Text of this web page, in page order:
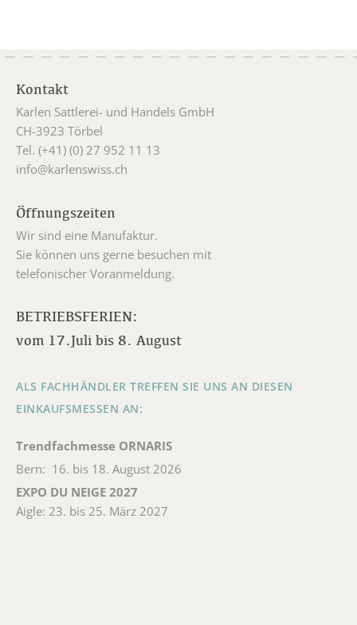
Kontakt
Karlen Sattlerei- und Handels GmbH
CH-3923 Törbel
Tel. (+41) (0) 27 952 11 13
info@karlenswiss.ch
Öffnungszeiten
Wir sind eine Manufaktur.
Sie können uns gerne besuchen mit
telefonischer Voranmeldung.
BETRIEBSFERIEN:
vom 17.Juli bis 8. August
ALS FACHHÄNDLER TREFFEN SIE UNS AN DIESEN
EINKAUFSMESSEN AN:
Trendfachmesse ORNARIS
Bern: 16. bis 18. August 2026
EXPO DU NEIGE 2027
Aigle: 23. bis 25. März 2027